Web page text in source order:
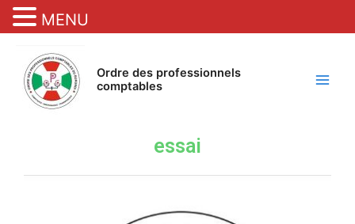
content
Ordre des professionnels
comptables
essai
MENU